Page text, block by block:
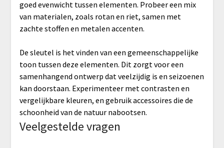
goed evenwicht tussen elementen. Probeer een mix
van materialen, zoals rotan en riet, samen met
zachte stoffen en metalen accenten.
De sleutel is het vinden van een gemeenschappelijke
toon tussen deze elementen. Dit zorgt voor een
samenhangend ontwerp dat veelzijdig is en seizoenen
kan doorstaan. Experimenteer met contrasten en
vergelijkbare kleuren, en gebruik accessoires die de
schoonheid van de natuur nabootsen.
Veelgestelde vragen